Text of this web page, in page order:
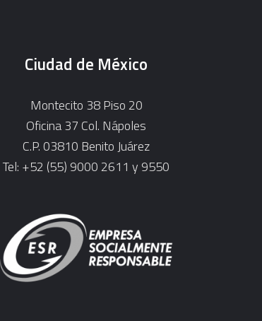
Ciudad de México
Montecito 38 Piso 20
Oficina 37 Col. Nápoles
C.P. 03810 Benito Juárez
Tel: +52 (55) 9000 2611 y 9550